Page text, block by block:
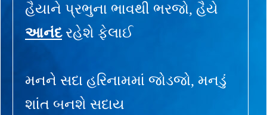
હૈયાને પ્રભુના ભાવથી ભરજો, હૈયે
આનંદરહેશે ફેલાઈ
મનને સદા હરિનામમાં જોડજો, મનડું
શાંત બનશે સદાય